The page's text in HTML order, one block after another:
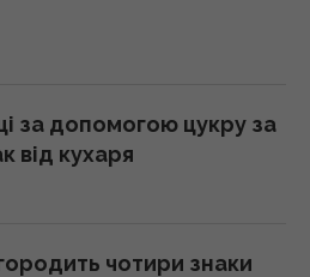
виявився викуваним
санкції проти Куби
за допомогою цукру за
від кухаря
чотири знаки